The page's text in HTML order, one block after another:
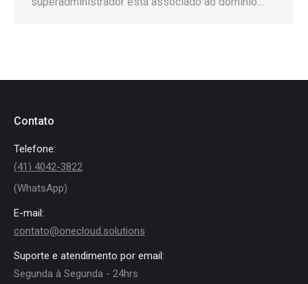
Contato
Telefone:
(41) 4042-3822
(WhatsApp)
E-mail:
contato@onecloud.solutions
Suporte e atendimento por email:
Segunda à Segunda - 24hrs